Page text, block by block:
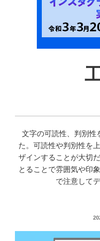
文字の可読性、判別性
た。可読性や判別性を
ザインすることが大切
とることで雰囲気や印
で注意して
投